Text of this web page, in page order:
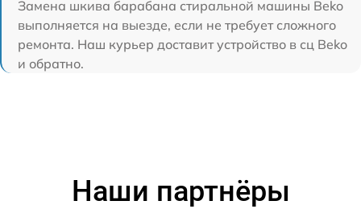
Замена шкива барабана стиральной машины Beko
выполняется на выезде, если не требует сложного
ремонта. Наш курьер доставит устройство в сц Beko
и обратно.
Наши партнёры